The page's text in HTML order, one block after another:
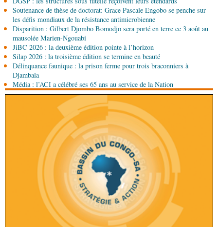
des Congolais de la diaspora en Coupes d'Europe
(matches aller du 3e tour)
07-08-2026 10:15
Afrique-MondeAfrique de l'Ouest : les mafias du
numérique inventent une nouvelle traite humaine
Sport Nzango: Sylvie Malonga élue présidente du
bureau exécutif d’Afis sport Pointe-Noire
Soutenance de thèse de doctorat: Grace Pascale Engobo se penche sur
les défis mondiaux de la résistance antimicrobienne
Disparition : Gilbert Djombo Bomodjo sera porté en terre ce 3 août au
mausolée Marien-Ngouabi
JiBC 2026 : la deuxième édition pointe à l’horizon
Silap 2026 : la troisième édition se termine en beauté
Délinquance faunique : la prison ferme pour trois braconniers à
Djambala
Média : l’ACI a célébré ses 65 ans au service de la Nation